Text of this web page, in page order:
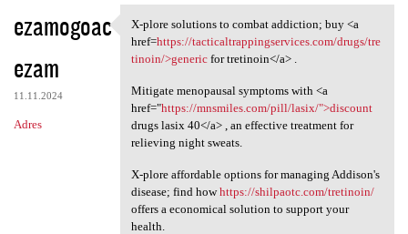
ezamogoac
ezam
11.11.2024
Adres
X-plore solutions to combat
X-plore solutions to combat addiction; buy <a
href=https://tacticaltrappingservices.com/drugs/tre
tinoin/>genericfor tretinoin</a> .
Mitigate menopausal symptoms with <a
href="https://mnsmiles.com/pill/lasix/">discount
drugs lasix 40</a> , an effective treatment for
relieving night sweats.
X-plore affordable options for managing Addison's
disease; find howhttps://shilpaotc.com/tretinoin/
offers a economical solution to support your
health.